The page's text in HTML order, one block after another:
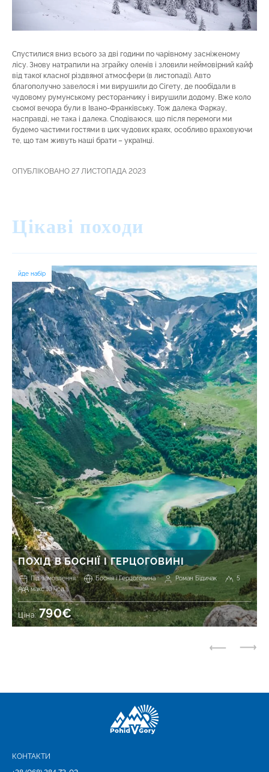
Спустилися вниз всього за дві години по чарівному засніженому
лісу. Знову натрапили на зграйку оленів і зловили неймовірний кайф
від такої класної різдвяної атмосфери (в листопаді). Авто
благополучно завелося і ми вирушили до Сігету, де пообідали в
чудовому румунському ресторанчику і вирушили додому. Вже коло
сьомої вечора були в Івано-Франківську. Тож далека Фаркау,
насправді, не така і далека. Сподіваюся, що після перемоги ми
будемо частими гостями в цих чудових краях, особливо враховуючи
те, що там живуть наші брати – українці.
ОПУБЛІКОВАНО 27 ЛИСТОПАДА 2023
Цікаві походи
йде набір
ПОХІД В БОСНІЇ І ГЕРЦОГОВИНІ
Під замовлення Боснія і Герцоговина Роман Бідичак
5
макс 10 чол.
Ціна:790€
КОНТАКТИ